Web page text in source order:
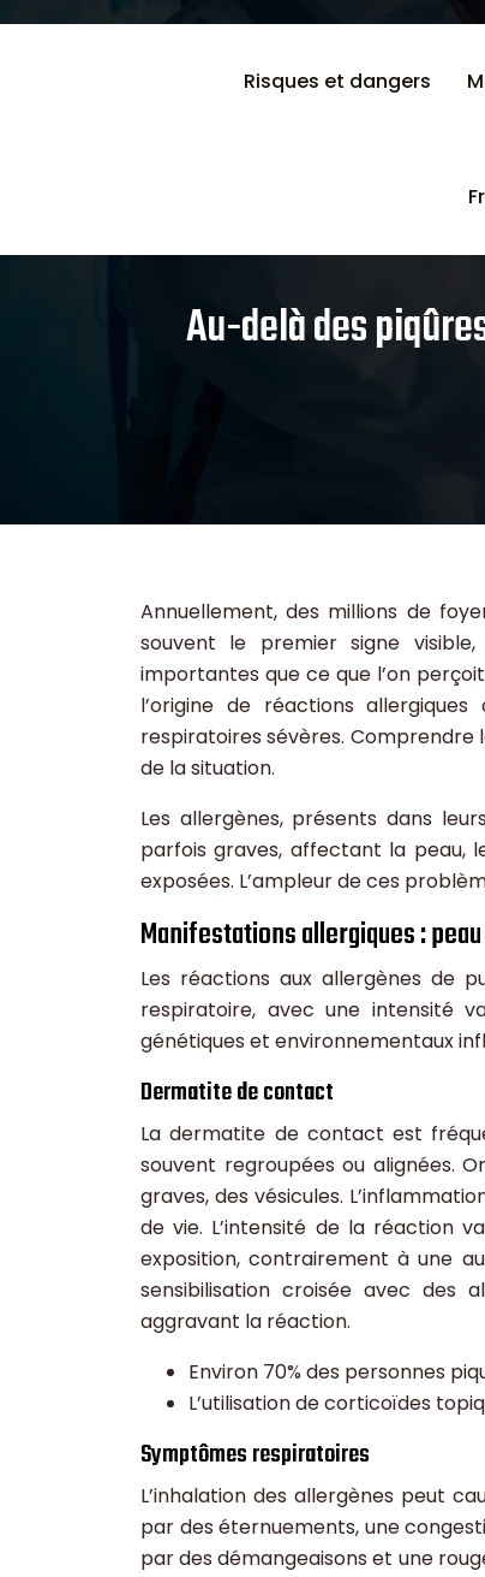
Risques et dangers
Au-delà des
Annuellement, des millions de
souvent le premier signe
importantes que ce que l’on
l’origine de réactions
respiratoires sévères.
de la situation.
Les allergènes, présents dans
parfois graves, affectant la peau,
exposées. L’ampleur de ces
Manifestations allergiques :
Les réactions aux allergènes de
respiratoire, avec une intensité
génétiques et environnementaux
Dermatite de contact
La dermatite de contact est
souvent regroupées ou alignées.
graves, des vésicules.
de vie. L’intensité de la réaction
exposition, contrairement à une
sensibilisation croisée avec des
aggravant la réaction.
Environ 70% des personnes
L’utilisation de corticoïdes
Symptômes respiratoires
L’inhalation des allergènes peut
par des éternuements, une
par des démangeaisons et une